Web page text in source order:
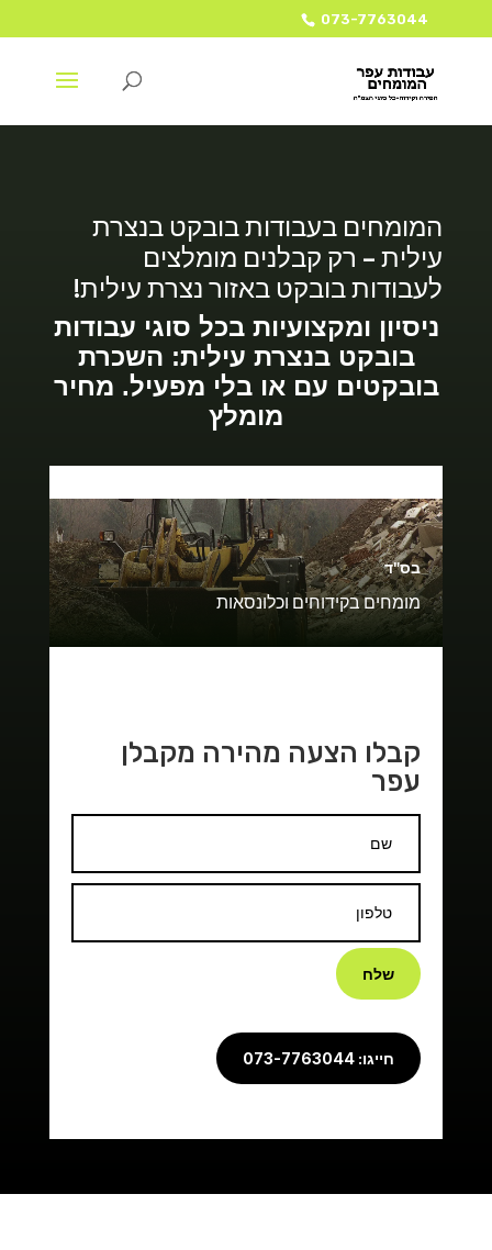
073-7763044
המומחים בעבודות בובקט בנצרת
עילית – רק קבלנים מומלצים
לעבודות בובקט באזור נצרת עילית!
ניסיון ומקצועיות בכל סוגי עבודות
בובקט בנצרת עילית: השכרת
בובקטים עם או בלי מפעיל. מחיר
מומלץ
בס"ד
מומחים בקידוחים וכלונסאות
קבלו הצעה מהירה מקבלן
עפר
שלח
חייגו: 073-7763044